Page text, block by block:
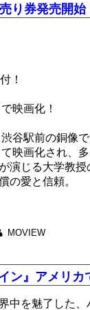
り券発売開始
！
映画化！
谷駅前の銅像
て映画化され、
演じる大学教
の愛と信頼。
MOVIEW
ン』アメリカ
中を魅了した